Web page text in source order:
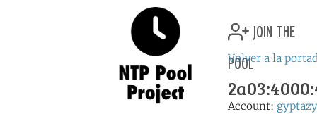
join the
pool
Volver a la
Account: gyptazy